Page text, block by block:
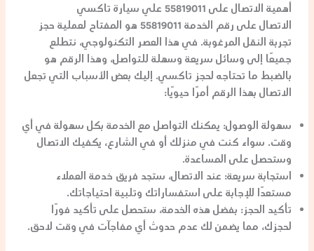
أهمية الاتصال على 55819011 علي سيارة تاكسي
الاتصال على رقم الخدمة 55819011 هو المفتاح لعملية حجز
تجربة النقل المرغوبة. في هذا العصر التكنولوجي، نتطلع
جميعًا إلى وسائل سريعة وسهلة للتواصل، وهذا الرقم هو
بالضبط ما تحتاجه لحجز تاكسي. إليك بعض الأسباب التي تجعل
الاتصال بهذا الرقم أمرًا حيويًا:
سهولة الوصول: يمكنك التواصل مع الخدمة بكل سهولة في أي
وقت. سواء كنت في منزلك أو في الشارع، يكفيك الاتصال
وستحصل على المساعدة.
استجابة سريعة: عند الاتصال، ستجد فريق خدمة العملاء
مستعدًا للإجابة على استفساراتك وتلبية احتياجاتك.
تأكيد الحجز: بفضل هذه الخدمة، ستحصل على تأكيد فورًا
لحجزك، مما يضمن لك عدم حدوث أي مفاجآت في وقت لاحق.